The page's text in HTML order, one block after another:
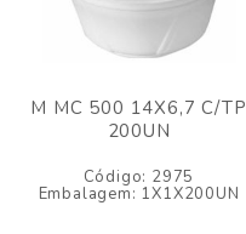
M MC 500 14X6,7 C/TP
200UN
Código: 2975
Embalagem: 1X1X200UN